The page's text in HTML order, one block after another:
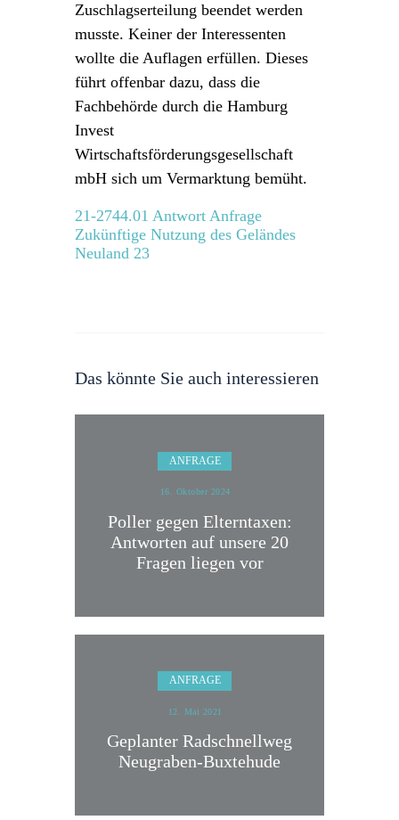
Zuschlagserteilung beendet werden
musste. Keiner der Interessenten
wollte die Auflagen erfüllen. Dieses
führt offenbar dazu, dass die
Fachbehörde durch die Hamburg
Invest
Wirtschaftsförderungsgesellschaft
mbH sich um Vermarktung bemüht.
21-2744.01 Antwort Anfrage
Zukünftige Nutzung des Geländes
Neuland 23
Das könnte Sie auch interessieren
ANFRAGE
16. Oktober 2024
Poller gegen Elterntaxen:
Antworten auf unsere 20
Fragen liegen vor
ANFRAGE
12. Mai 2021
Geplanter Radschnellweg
Neugraben-Buxtehude